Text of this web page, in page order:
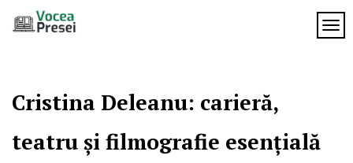
Cristina Deleanu: carieră,
teatru și filmografie esențială